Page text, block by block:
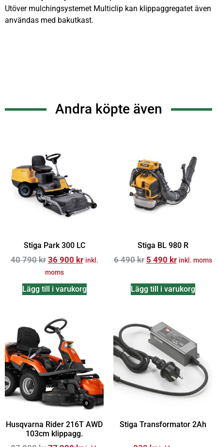
Utöver mulchingsystemet Multiclip kan klippaggregatet även
användas med bakutkast.
Andra köpte även
Stiga Park 300 LC
40 790kr 36 900 kr inkl.
moms
Lägg till i varukorg
Stiga BL 980 R
6 490kr 5 490 kr inkl. moms
Lägg till i varukorg
Husqvarna Rider 216T AWD
103cm klippagg.
Stiga Transformator 2Ah